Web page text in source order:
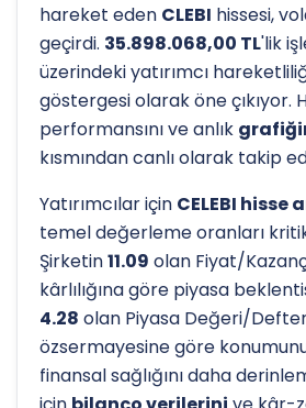
hareket eden CLEBI hissesi,
geçirdi. 35.898.068,00 TL'lik
üzerindeki yatırımcı
göstergesi olarak öne çıkıyor.
performansını ve anlık
kısmından canlı olarak takip
Yatırımcılar için CELEBI hisse
temel değerleme oranları
Şirketin11.09 olan Fiyat/
kârlılığına göre piyasa
4.28 olan Piyasa Değeri/
özsermayesine göre
finansal sağlığını daha